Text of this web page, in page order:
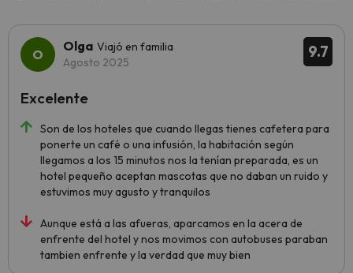
9.7
Olga Viajó en familia
Agosto 2025
Son de los hoteles que cuando llegas tienes cafetera para
ponerte un café o una infusión, la habitación según
llegamos a los 15 minutos nos la tenían preparada, es un
hotel pequeño aceptan mascotas que no daban un ruido y
estuvimos muy agusto y tranquilos
Aunque está a las afueras, aparcamos en la acera de
enfrente del hotel y nos movimos con autobuses paraban
tambien enfrente y la verdad que muy bien
Excelente